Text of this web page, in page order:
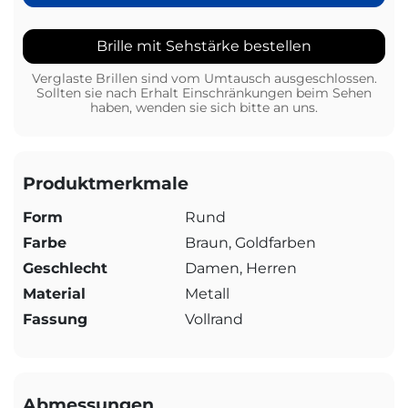
Brille mit Sehstärke bestellen
Verglaste Brillen sind vom Umtausch ausgeschlossen.
Sollten sie nach Erhalt Einschränkungen beim Sehen
haben, wenden sie sich bitte an uns.
Produktmerkmale
Form
Rund
Farbe
Braun, Goldfarben
Geschlecht
Damen, Herren
Material
Metall
Fassung
Vollrand